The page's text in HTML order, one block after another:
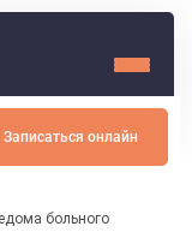
Записаться онлайн
больного